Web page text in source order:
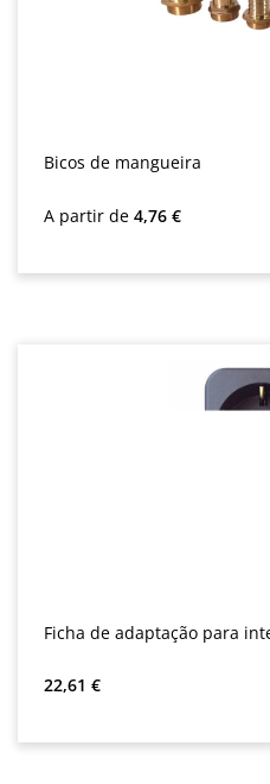
Bicos de mangueira
Preço normal:
A partir de 4,76 €
Ficha de adaptação para
Preço normal:
22,61 €